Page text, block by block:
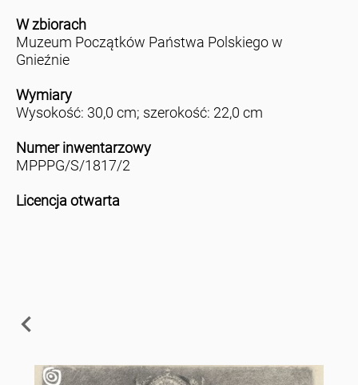
W zbiorach
Muzeum Początków Państwa Polskiego w
Gnieźnie
Wymiary
Wysokość: 30,0 cm; szerokość: 22,0 cm
Numer inwentarzowy
MPPPG/S/1817/2
Licencja otwarta